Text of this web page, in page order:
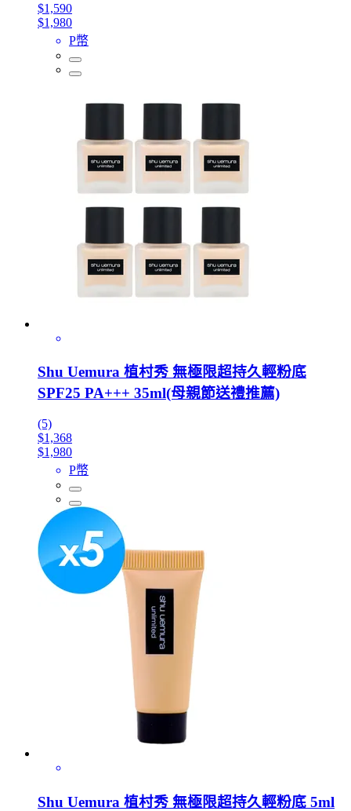
$1,590
$1,980
P幣
Shu Uemura 植村秀 無極限超持久輕粉底
SPF25 PA+++ 35ml(母親節送禮推薦)
(5)
$1,368
$1,980
P幣
Shu Uemura 植村秀 無極限超持久輕粉底 5ml